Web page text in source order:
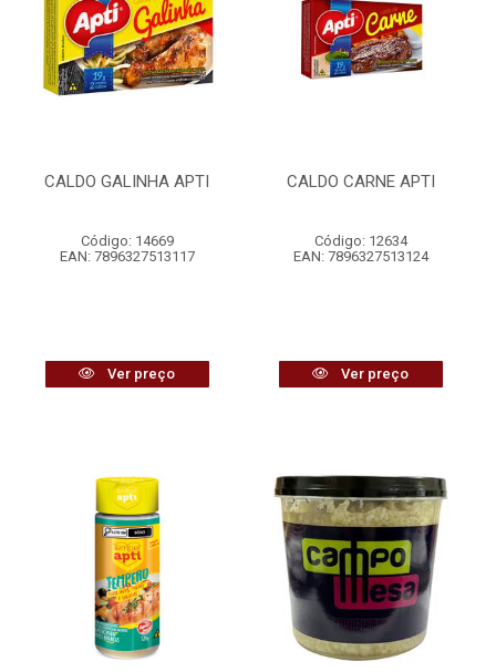
CALDO GALINHA APTI
Código: 14669
EAN: 7896327513117
Ver preço
CALDO CARNE APTI
Código: 12634
EAN: 7896327513124
Ver preço